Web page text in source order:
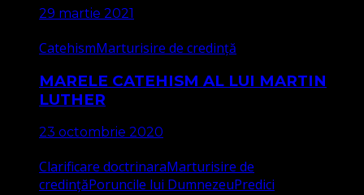
29 martie 2021
CatehismMarturisire de credință
MARELE CATEHISM AL LUI MARTIN
LUTHER
23 octombrie 2020
Clarificare doctrinaraMarturisire de
credințăPoruncile lui DumnezeuPredici